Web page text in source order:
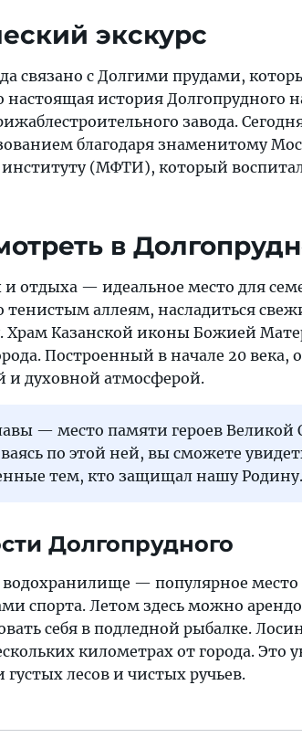
экскурс
связано с Долгими прудами,
настоящая история Долгопрудного
завода.
благодаря знаменитому
институту (МФТИ), который
в
и отдыха — идеальное место для
тенистым аллеям, насладиться
Храм Казанской иконы Божией
Построенный в начале 20 века,
и духовной атмосферой.
— место памяти героев Великой
по этой ней, вы сможете
тем, кто защищал нашу Родину.
Долгопрудного
— популярное
спорта. Летом здесь можно
себя в подледной рыбалке.
километрах от города.
густых лесов и чистых ручьев.